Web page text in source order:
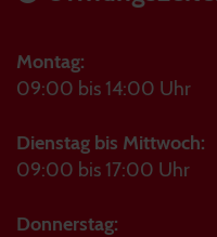
Montag:
09:00 bis 14:00 Uhr
Dienstag bis Mittwoch:
09:00 bis 17:00 Uhr
Donnerstag: